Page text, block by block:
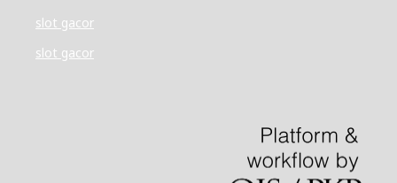
slot gacor
slot gacor